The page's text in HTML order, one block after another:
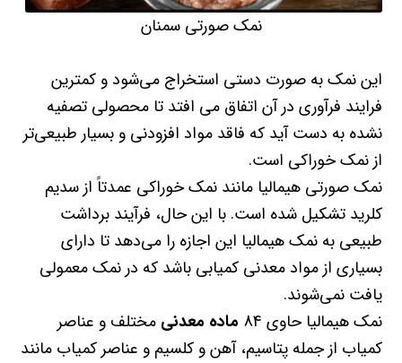
نمک صورتی سمنان
این نمک به صورت دستی استخراج می‌شود و کمترین
فرایند فرآوری در آن اتفاق می افتد تا محصولی تصفیه
نشده به دست آید که فاقد مواد افزودنی و بسیار طبیعی‌تر
از نمک خوراکی است.
نمک صورتی هیمالیا مانند نمک خوراکی عمدتاً از سدیم
کلرید تشکیل شده است. با این حال، فرآیند برداشت
طبیعی به نمک هیمالیا این اجازه را می‌دهد تا دارای
بسیاری از مواد معدنی کمیابی باشد که در نمک معمولی
یافت نمی‌شوند.
نمک هیمالیا حاوی 84
ماده معدنی مختلف و عناصر
کمیاب از جمله پتاسیم، آهن و کلسیم و عناصر کمیاب مانند